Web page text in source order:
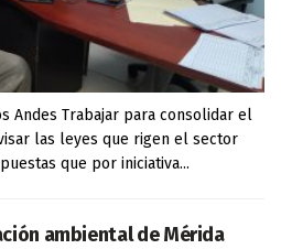
Andes Trabajar para consolidar el
las leyes que rigen el sector
que por iniciativa...
ambiental de Mérida